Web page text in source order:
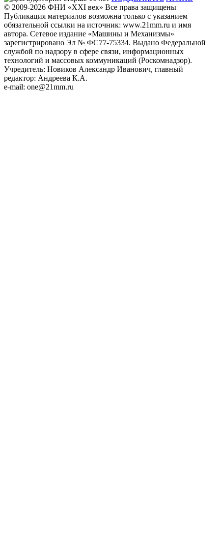
© 2009-2026 ФHИ «XXI век» Все права защищены
Публикация материалов возможна только с указанием
обязательной ссылки на источник: www.21mm.ru и имя
автора. Сетевое издание «Машины и Механизмы»
зарегистрировано Эл № ФС77-75334. Выдано Федеральной
службой по надзору в сфере связи, информационных
технологий и массовых коммуникаций (Роскомнадзор).
Учредитель: Новиков Александр Иванович, главный
редактор: Андреева К.А.
e-mail: one@21mm.ru